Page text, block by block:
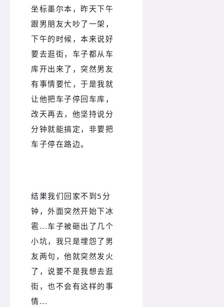
坐标墨尔本，昨天下午
跟男朋友大吵了一架，
下午的时候，本来说好
要去逛街，车子都从车
库开出来了，突然男友
有事情要忙，于是我就
让他把车子停回车库，
改天再去，他坚持说分
分钟就能搞定，非要把
车子停在路边。
结果我们回家不到5分
钟，外面突然开始下冰
雹...车子被砸出了几个
小坑，我只是埋怨了男
友两句，他就突然发火
了，说要不是我想去逛
街，也不会有这样的事
情...